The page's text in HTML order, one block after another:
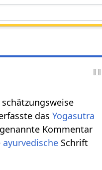
dasYogasutra
genannte Kommentar
ayurvedische Schrift